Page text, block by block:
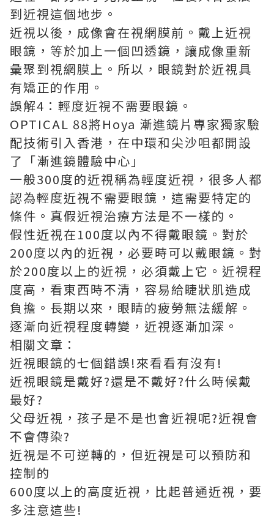
到近視這個地步。
近視以後，成像會在視網膜前。戴上近視
眼鏡，等於加上一個凹透鏡，讓成像重新
彙聚到視網膜上。所以，眼鏡對於近視具
有矯正的作用。
誤解4：輕度近視不需要眼鏡。
OPTICAL 88將Hoya 漸進鏡片 專家獨家驗
配技術引入香港，在中環和尖沙咀都開設
了「漸進鏡體驗中心」
一般300度的近視稱為輕度近視，很多人都
認為輕度近視不需要眼鏡，這需要特定的
條件。真假近視治療方法是不一樣的。
假性近視在100度以內不得戴眼鏡。對於
200度以內的近視，必要時可以戴眼鏡。對
於200度以上的近視，必須戴上它。近視程
度高，看東西時不清，容易給睫狀肌造成
負擔。長期以來，眼睛的疲勞無法緩解。
逐漸向近視程度轉變，近視逐漸加深。
相關文章：
近視眼鏡的七個錯誤!來看看有沒有!
近視眼鏡是戴好?還是不戴好?什么時候戴
最好?
父母近視，孩子是不是也會近視呢?近視會
不會傳染?
近視是不可逆轉的，但近視是可以預防和
控制的
600度以上的高度近視，比起普通近視，要
多注意這些!